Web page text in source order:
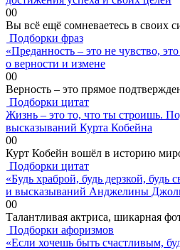
00
Вы всё ещё сомневаетесь в своих
Подборки фраз
«Преданность – это не чувство,
о верности и измене
00
Верность – это прямое
Подборки цитат
Жизнь – это то, что ты строишь.
высказываний Курта Кобейна
00
Курт Кобейн вошёл в историю
Подборки цитат
«Будь храброй, будь дерзкой, будь
и высказываний Анджелины
00
Талантливая актриса, шикарная
Подборки афоризмов
«Если хочешь быть счастливым,